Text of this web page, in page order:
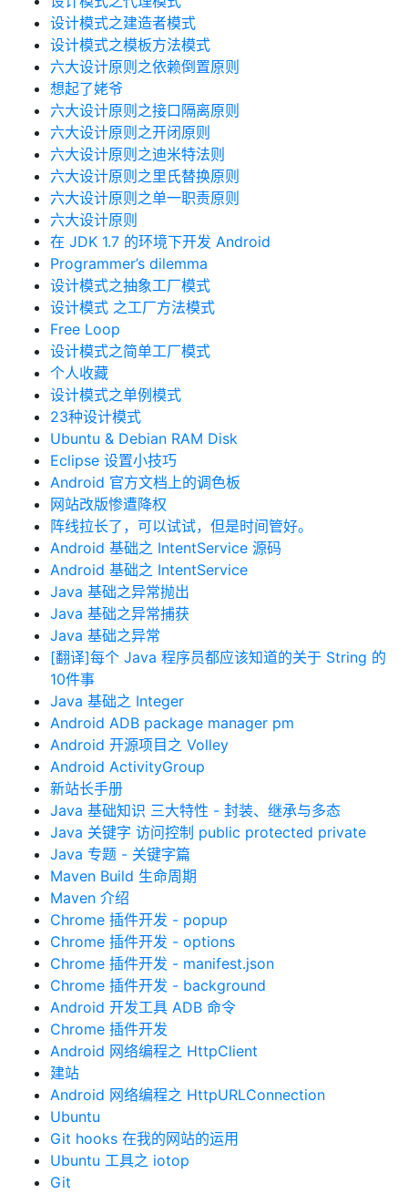
设计模式之建造者模式
设计模式之模板方法模式
六大设计原则之依赖倒置原则
想起了姥爷
六大设计原则之接口隔离原则
六大设计原则之开闭原则
六大设计原则之迪米特法则
六大设计原则之里氏替换原则
六大设计原则之单一职责原则
六大设计原则
在 JDK 1.7 的环境下开发 Android
Programmer’s dilemma
设计模式之抽象工厂模式
设计模式 之工厂方法模式
Free Loop
设计模式之简单工厂模式
个人收藏
设计模式之单例模式
23种设计模式
Ubuntu & Debian RAM Disk
Eclipse 设置小技巧
Android 官方文档上的调色板
网站改版惨遭降权
阵线拉长了，可以试试，但是时间管好。
Android 基础之 IntentService 源码
Android 基础之 IntentService
Java 基础之异常抛出
Java 基础之异常捕获
Java 基础之异常
[翻译]每个 Java 程序员都应该知道的关于 String 的
10件事
Java 基础之 Integer
Android ADB package manager pm
Android 开源项目之 Volley
Android ActivityGroup
新站长手册
Java 基础知识 三大特性 - 封装、继承与多态
Java 关键字 访问控制 public protected private
Java 专题 - 关键字篇
Maven Build 生命周期
Maven 介绍
Chrome 插件开发 - popup
Chrome 插件开发 - options
Chrome 插件开发 - manifest.json
Chrome 插件开发 - background
Android 开发工具 ADB 命令
Chrome 插件开发
Android 网络编程之 HttpClient
建站
Android 网络编程之 HttpURLConnection
Ubuntu
Git hooks 在我的网站的运用
Ubuntu 工具之 iotop
Git